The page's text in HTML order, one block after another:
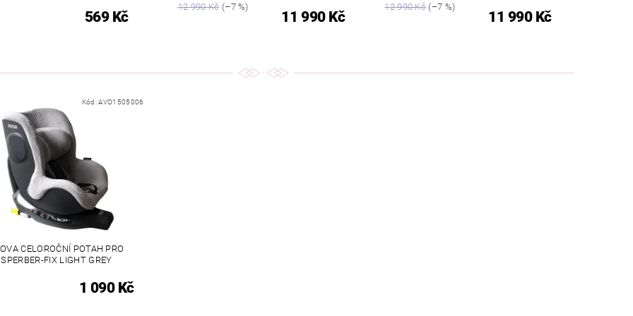
569 Kč
12 990 Kč(–7 %)
11 990 Kč
12 990 Kč (–7 %)
11 990 Kč
Kód:AVO1505006
CELOROČNÍ POTAH PRO
SPERBER-FIX LIGHT GREY
1 090 Kč